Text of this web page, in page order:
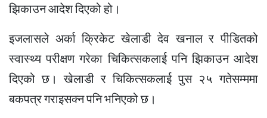
झिकाउन आदेश दिएको हो।
इजलासले अर्का क्रिकेट खेलाडी देव खनाल र पीडितको
स्वास्थ्य परीक्षण गरेका चिकित्सकलाई पनि झिकाउन आदेश
दिएको छ। खेलाडी र चिकित्सकलाई पुस २५ गतेसम्ममा
बकपत्र गराइसक्न पनि भनिएको छ।